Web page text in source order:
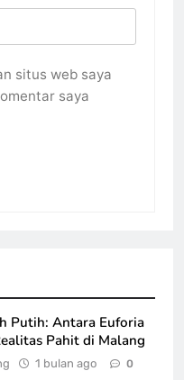
situs web saya
saya
Putih: Antara Euforia
Pahit di Malang
1 bulan ago 0